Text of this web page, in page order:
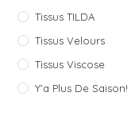
Tissus TILDA
Tissus Velours
Tissus Viscose
Y'a Plus De Saison!